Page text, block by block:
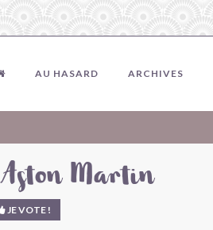
AU HASARD ARCHIVES
Aston Martin
JE VOTE !